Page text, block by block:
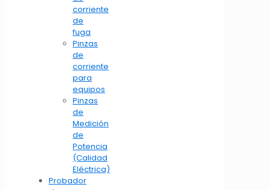
corriente
de
fuga
Pinzas
de
corriente
para
equipos
Pinzas
de
Medición
de
Potencia
(Calidad
Eléctrica)
Probador